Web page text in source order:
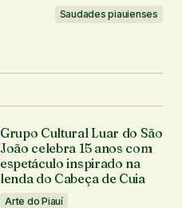
Saudades piauienses
Grupo Cultural Luar do São
João celebra 15 anos com
espetáculo inspirado na
lenda do Cabeça de Cuia
Arte do Piauí